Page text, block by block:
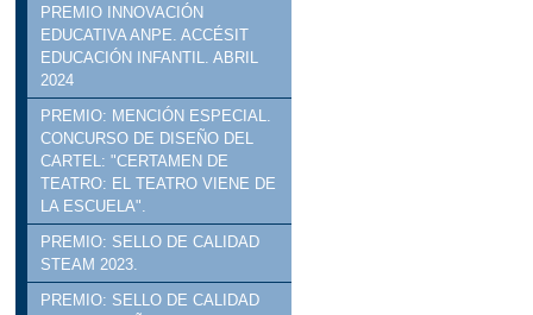
PREMIO INNOVACIÓN
EDUCATIVA ANPE. ACCÉSIT
EDUCACIÓN INFANTIL. ABRIL
2024
PREMIO: MENCIÓN ESPECIAL.
CONCURSO DE DISEÑO DEL
CARTEL: "CERTAMEN DE
TEATRO: EL TEATRO VIENE DE
LA ESCUELA".
PREMIO: SELLO DE CALIDAD
STEAM 2023.
PREMIO: SELLO DE CALIDAD